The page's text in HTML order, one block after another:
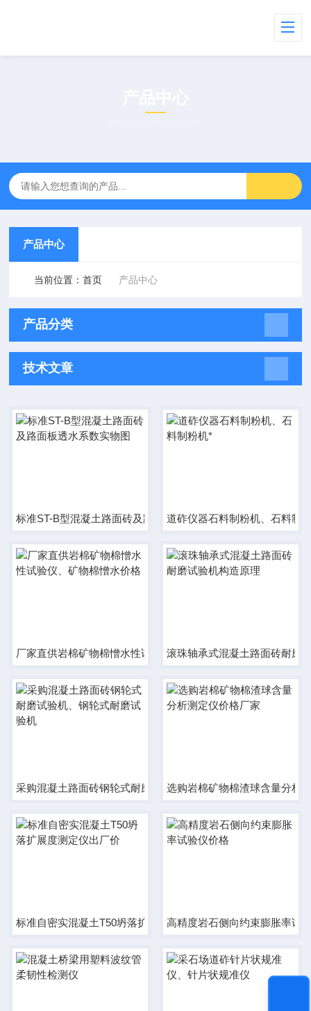
产品中心
当前位置：首页 产品中心
产品分类
技术文章
标准ST-B型混凝土路面砖及路面板透水系数实物图
道砟仪器石料制粉机、石料制
厂家直供岩棉矿物棉憎水性试验仪、矿物棉憎水价格
滚珠轴承式混凝土路面砖耐磨
采购混凝土路面砖钢轮式耐磨试验机、钢轮式耐磨试验机
选购岩棉矿物棉渣球含量分析
标准自密实混凝土T50坍落扩展度测定仪出厂价高精度岩石侧向约束膨胀率试